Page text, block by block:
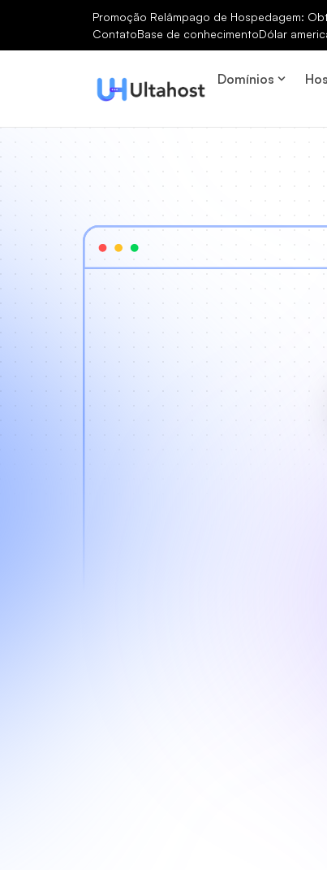
Promoção Relâmpago de Hospedagem:
ContatoBase de conhecimentoDólar
Domínios